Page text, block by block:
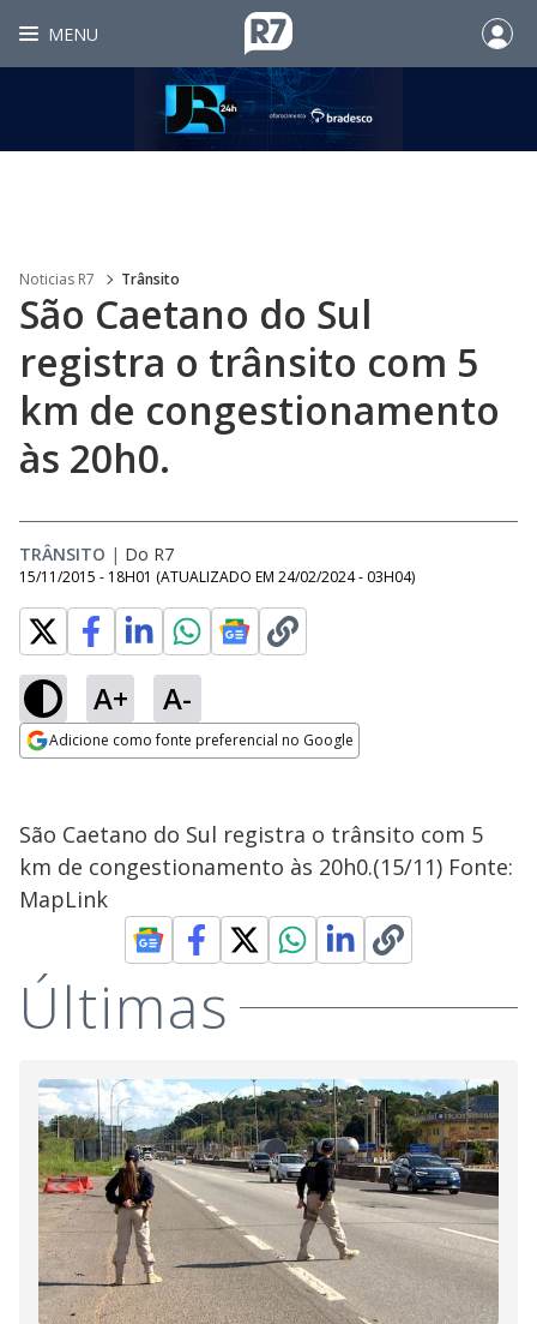
MENU
Noticias R7 Trânsito
São Caetano do Sul
registra o trânsito com 5
km de congestionamento
às 20h0.
TRÂNSITO | Do R7
15/11/2015 - 18H01 (ATUALIZADO EM 24/02/2024 - 03H04)
A+ A-
Adicione como fonte preferencial no Google
São Caetano do Sul registra o trânsito com 5
km de congestionamento às 20h0.(15/11) Fonte:
MapLink
Últimas